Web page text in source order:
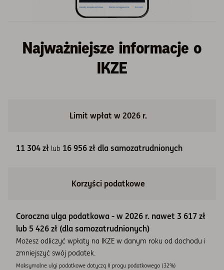
Najważniejsze informacje o
IKZE
Limit wpłat w 2026 r.
11 304 zł lub 16 956 zł dla samozatrudnionych
Korzyści podatkowe
Coroczna ulga podatkowa - w 2026 r. nawet 3 617 zł
lub 5 426 zł (dla samozatrudnionych)
Możesz odliczyć wpłaty na IKZE w danym roku od dochodu i
zmniejszyć swój podatek.
Maksymalne ulgi podatkowe dotyczą II progu podatkowego (32%)